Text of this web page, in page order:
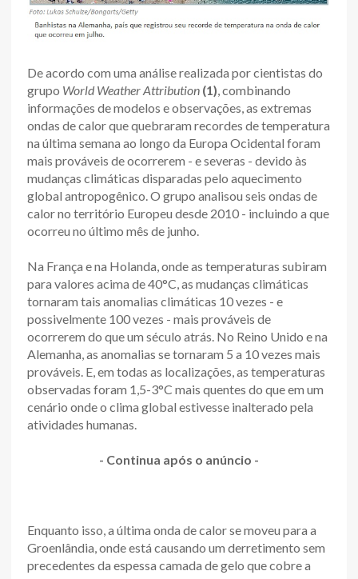
De acordo com uma análise realizada por cientistas do
grupo World Weather Attribution (1) , combinando
informações de modelos e observações, as extremas
ondas de calor que quebraram recordes de temperatura
na última semana ao longo da Europa Ocidental foram
mais prováveis de ocorrerem - e severas - devido às
mudanças climáticas disparadas pelo aquecimento
global antropogênico. O grupo analisou seis ondas de
calor no território Europeu desde 2010 - incluindo a que
ocorreu no último mês de junho.
Na França e na Holanda, onde as temperaturas subiram
para valores acima de 40°C, as mudanças climáticas
tornaram tais anomalias climáticas 10 vezes - e
possivelmente 100 vezes - mais prováveis de
ocorrerem do que um século atrás. No Reino Unido e na
Alemanha, as anomalias se tornaram 5 a 10 vezes mais
prováveis. E, em todas as localizações, as temperaturas
observadas foram 1,5-3°C mais quentes do que em um
cenário onde o clima global estivesse inalterado pela
atividades humanas.
- Continua após o anúncio -
Enquanto isso, a última onda de calor se moveu para a
Groenlândia, onde está causando um derretimento sem
precedentes da espessa camada de gelo que cobre a